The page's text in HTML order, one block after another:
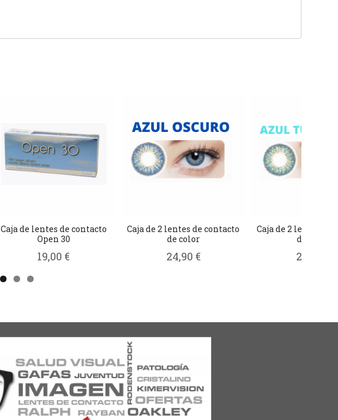
Caja de lentes de contacto
Open 30
19,00 €
Caja de 2 lentes de contacto
de color
24,90 €
Caja de 2 lentes de
de color
24,90 €